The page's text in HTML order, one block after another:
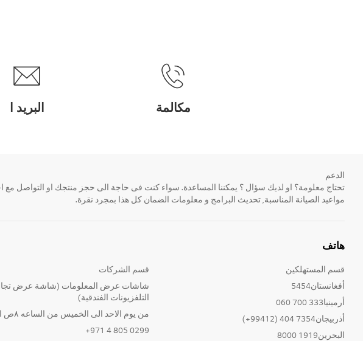
مكالمة البريد ا
الدعم
مواعيد الصيانة المناسبة, تحديث البرامج و معلومات الضمان كل هذا بمجرد نقرة.
هاتف
قسم المستهلكين
أفغانستان5454
أرمينيا333 700 060
أذربيجان7354 404 (99412+)
البحرين1919 8000
قسم الشركات
شاشات عرض المعلومات (شاشة عرض
التلفزيونات الفندقية)
من يوم الاحد الى الخميس من الساعه ٨ص الى ٥م
0299 805 4 971+